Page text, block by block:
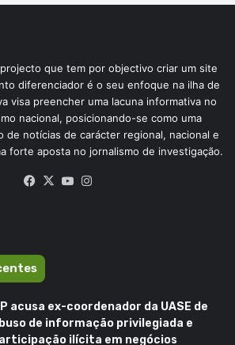
que tem por objectivo criar um site
diferenciador é o seu enfoque na ilha de
visa preencher uma lacuna informativa no
nacional, posicionando-se como uma
de notícias de carácter regional, nacional e
forte aposta no jornalismo de investigação.
Facebook
X YouTube
acusa ex-coordenador da UASE de
de informação privilegiada e
ilícita em negócios